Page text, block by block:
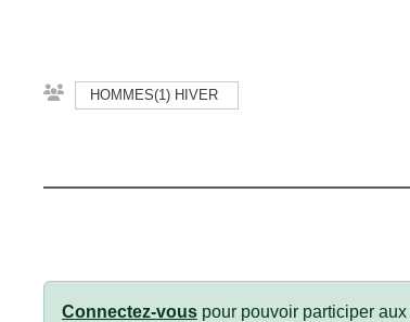
HOMMES(1) HIVER
Connectez-vous pour pouvoir participer